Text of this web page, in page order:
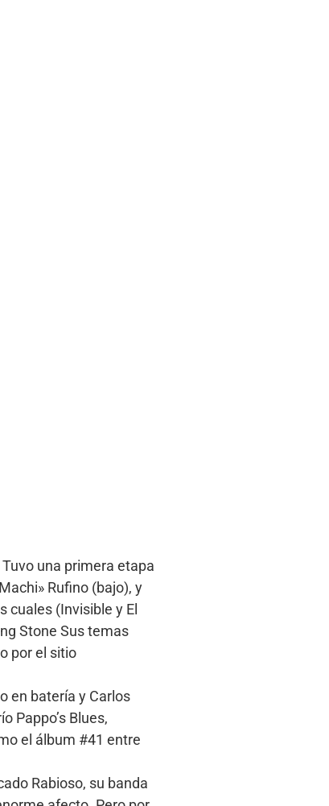
una primera etapa
Rufino (bajo), y
cuales (Invisible y El
Stone​ Sus temas
por el sitio
en batería y Carlos
Pappo’s Blues,
el álbum #41 entre
Rabioso, su banda